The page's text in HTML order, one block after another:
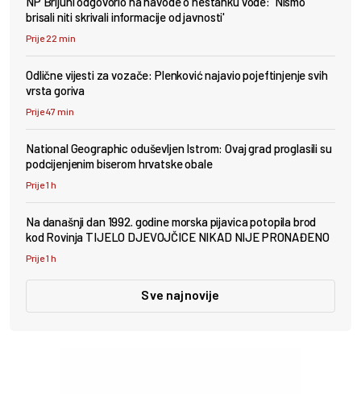
brisali niti skrivali informacije od javnosti'
Prije 22 min
Odlične vijesti za vozače: Plenković najavio pojeftinjenje svih
vrsta goriva
Prije 47 min
National Geographic oduševljen Istrom: Ovaj grad proglasili su
podcijenjenim biserom hrvatske obale
Prije 1 h
Na današnji dan 1992. godine morska pijavica potopila brod
kod Rovinja TIJELO DJEVOJČICE NIKAD NIJE PRONAĐENO
Prije 1 h
Sve najnovije